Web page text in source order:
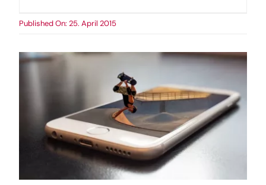
Published On: 25. April 2015